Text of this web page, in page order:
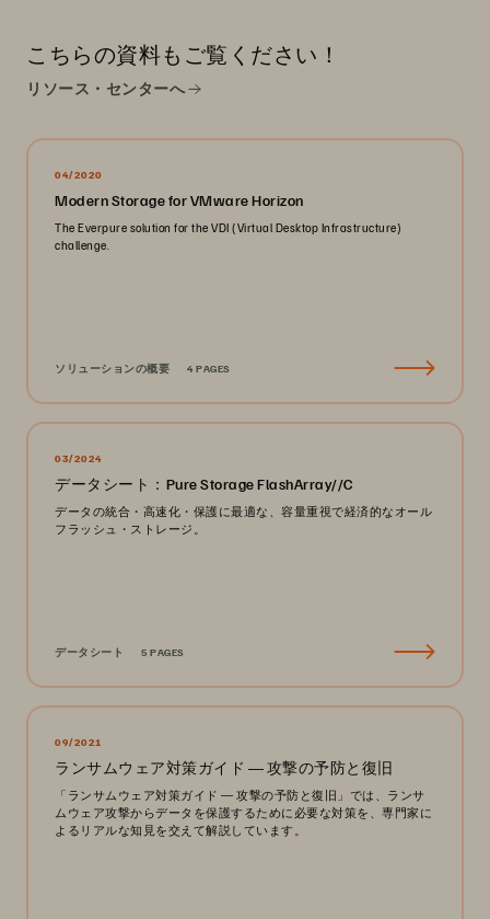
こちらの資料もご覧ください！
リソース・センターへ
04/2020
Modern Storage for VMware Horizon
The Everpure solution for the VDI (Virtual Desktop Infrastructure)
challenge.
ソリューションの概要 4 PAGES
03/2024
データシート：Pure Storage FlashArray//C
データの統合・高速化・保護に最適な、容量重視で経済的なオール
フラッシュ・ストレージ。
データシート 5 PAGES
09/2021
ランサムウェア対策ガイド ― 攻撃の予防と復旧
「ランサムウェア対策ガイド ― 攻撃の予防と復旧」では、ランサ
ムウェア攻撃からデータを保護するために必要な対策を、専門家に
よるリアルな知見を交えて解説しています。